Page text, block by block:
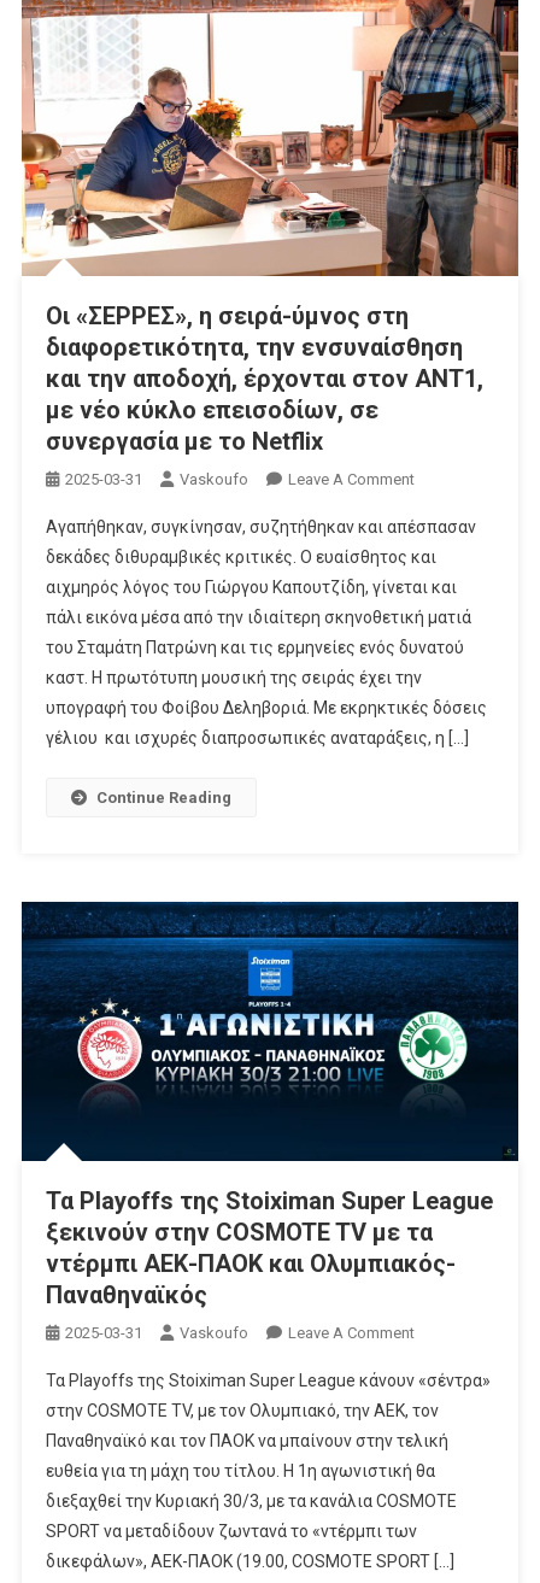
Οι «ΣΕΡΡΕΣ», η σειρά-ύμνος στη
διαφορετικότητα, την ενσυναίσθηση
και την αποδοχή, έρχονται στον ΑΝΤ1,
με νέο κύκλο επεισοδίων, σε
συνεργασία με το Netflix
2025-03-31 Vaskoufo Leave A CommentOn
«ΣΕΡΡΕΣ»,
Η
Σειρά-
Ύμνος
Στη
Την
Ενσυναίσθηση
Με
Νέο
Κύκλο
Επεισοδίων,
Σε
Συνεργασία
Με
Αγαπήθηκαν, συγκίνησαν, συζητήθηκαν και απέσπασαν
δεκάδες διθυραμβικές κριτικές. Ο ευαίσθητος και
αιχμηρός λόγος του Γιώργου Καπουτζίδη, γίνεται και
πάλι εικόνα μέσα από την ιδιαίτερη σκηνοθετική ματιά
του Σταμάτη Πατρώνη και τις ερμηνείες ενός δυνατού
καστ. Η πρωτότυπη μουσική της σειράς έχει την
υπογραφή του Φοίβου Δεληβοριά. Με εκρηκτικές δόσεις
γέλιου και ισχυρές διαπροσωπικές αναταράξεις, η […]
Continue Reading
Τα Playoffs της Stoiximan Super League
ξεκινούν στην COSMOTE TV με τα
ντέρμπι ΑΕΚ-ΠΑΟΚ και Ολυμπιακός-
Παναθηναϊκός
2025-03-31 Vaskoufo Leave A CommentOn
Playoffs
Της
Stoiximan
Super
League
Ξεκινούν
Στην
Τα Playoffs της Stoiximan Super League κάνουν «σέντρα»
στην COSMOTE TV, με τον Ολυμπιακό, την ΑΕΚ, τον
Παναθηναϊκό και τον ΠΑΟΚ να μπαίνουν στην τελική
ευθεία για τη μάχη του τίτλου. Η 1η αγωνιστική θα
διεξαχθεί την Κυριακή 30/3, με τα κανάλια COSMOTE
SPORT να μεταδίδουν ζωντανά το «ντέρμπι των
δικεφάλων», ΑΕΚ-ΠΑΟΚ (19.00, COSMOTE SPORT […]